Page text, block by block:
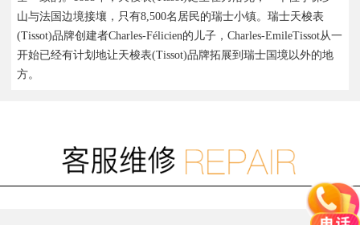
山与法国边境接壤，只有8,500名居民的瑞士小镇。瑞士天梭表
(Tissot)品牌创建者Charles-Félicien的儿子，Charles-EmileTissot从一
开始已经有计划地让天梭表(Tissot)品牌拓展到瑞士国境以外的地
方。